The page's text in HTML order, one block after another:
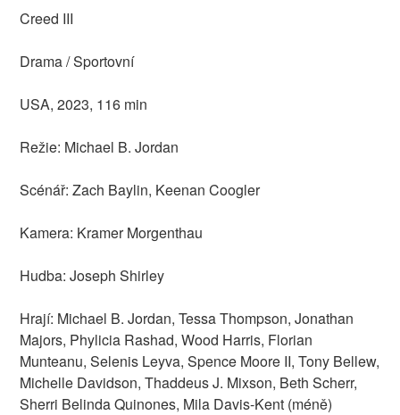
Creed III
Drama / Sportovní
USA, 2023, 116 min
Režie: Michael B. Jordan
Scénář: Zach Baylin, Keenan Coogler
Kamera: Kramer Morgenthau
Hudba: Joseph Shirley
Hrají: Michael B. Jordan, Tessa Thompson, Jonathan
Majors, Phylicia Rashad, Wood Harris, Florian
Munteanu, Selenis Leyva, Spence Moore II, Tony Bellew,
Michelle Davidson, Thaddeus J. Mixson, Beth Scherr,
Sherri Belinda Quinones, Mila Davis-Kent (méně)